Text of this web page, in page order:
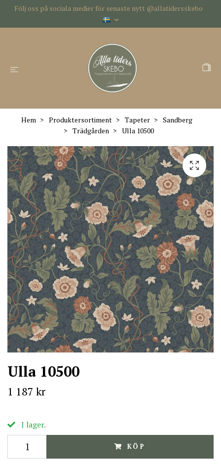
Följ oss på sociala medier för senaste nytt @allatidersskebo
Hem Produktersortiment Tapeter
Sandberg
Trädgården
Ulla 10500
Ulla 10500
1 187 kr
I lager.
KÖP